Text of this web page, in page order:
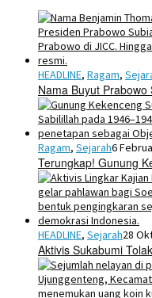
HEADLINE, Ragam,
Nama Buyut
Ragam, Sejarah6
Terungkap! Gunung
HEADLINE, Sejarah28
Aktivis Sukabumi